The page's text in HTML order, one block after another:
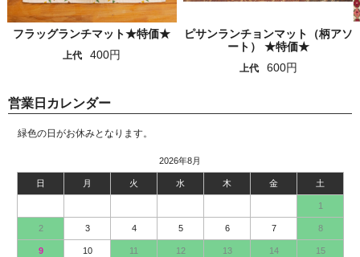
フラッグランチマット★特価★
上代 400円
ピサンランチョンマット（柄アソ
ート） ★特価★
上代 600円
営業日カレンダー
緑色の日がお休みとなります。
2026年8月
日 月 火 水 木 金 土
1
2 3 4 5 6 7 8
9 10 11 12 13 14 15